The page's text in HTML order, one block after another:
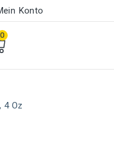
Konto
0
4 Oz